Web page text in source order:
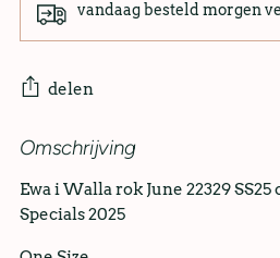
vandaag besteld morgen
delen
Omschrijving
Ewa i Walla rok June 22329
Specials 2025